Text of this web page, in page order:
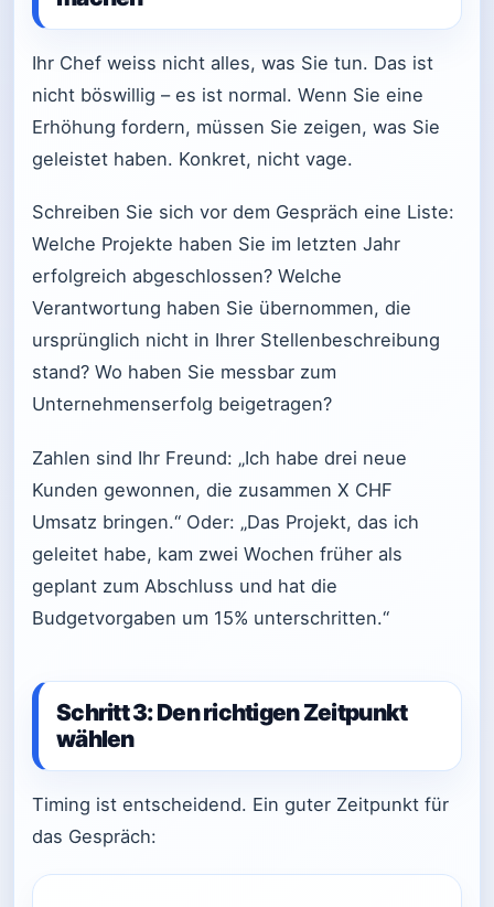
Ihr Chef weiss nicht alles, was Sie tun. Das ist
nicht böswillig – es ist normal. Wenn Sie eine
Erhöhung fordern, müssen Sie zeigen, was Sie
geleistet haben. Konkret, nicht vage.
Schreiben Sie sich vor dem Gespräch eine Liste:
Welche Projekte haben Sie im letzten Jahr
erfolgreich abgeschlossen? Welche
Verantwortung haben Sie übernommen, die
ursprünglich nicht in Ihrer Stellenbeschreibung
stand? Wo haben Sie messbar zum
Unternehmenserfolg beigetragen?
Zahlen sind Ihr Freund: „Ich habe drei neue
Kunden gewonnen, die zusammen X CHF
Umsatz bringen.“ Oder: „Das Projekt, das ich
geleitet habe, kam zwei Wochen früher als
geplant zum Abschluss und hat die
Budgetvorgaben um 15% unterschritten.“
Schritt 3: Den richtigen Zeitpunkt
wählen
Timing ist entscheidend. Ein guter Zeitpunkt für
das Gespräch: